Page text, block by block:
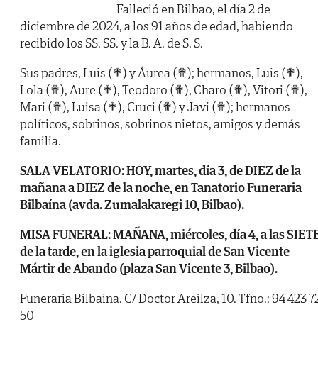
Falleció en Bilbao, el día 2 de
diciembre de 2024, a los 91 años de edad, habiendo
recibido los SS. SS. y la B. A. de S. S.
Sus padres, Luis (✟) y Áurea (✟); hermanos, Luis (✟),
Lola (✟), Aure (✟), Teodoro (✟), Charo (✟), Vitori (✟),
Mari (✟), Luisa (✟), Cruci (✟) y Javi (✟); hermanos
políticos, sobrinos, sobrinos nietos, amigos y demás
familia.
SALA VELATORIO: HOY, martes, día 3, de DIEZ de la
mañana a DIEZ de la noche, en Tanatorio Funeraria
Bilbaína (avda. Zumalakaregi 10, Bilbao).
MISA FUNERAL: MAÑANA, miércoles, día 4, a las
de la tarde, en la iglesia parroquial de San Vicente
Mártir de Abando (plaza San Vicente 3, Bilbao).
Funeraria Bilbaina. C/ Doctor Areilza, 10. Tfno.: 94 423
50